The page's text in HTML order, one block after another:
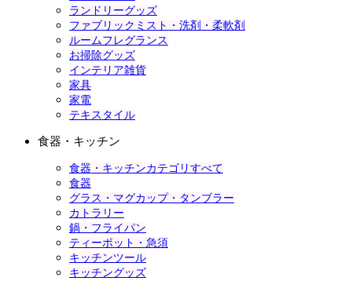
ランドリーグッズ
ファブリックミスト・洗剤・柔軟剤
ルームフレグランス
お掃除グッズ
インテリア雑貨
家具
家電
テキスタイル
食器・キッチン
食器・キッチンカテゴリすべて
食器
グラス・マグカップ・タンブラー
カトラリー
鍋・フライパン
ティーポット・急須
キッチンツール
キッチングッズ